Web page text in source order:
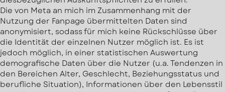
Die von Meta an mich im Zusammenhang mit der
Nutzung der Fanpage übermittelten Daten sind
anonymisiert, sodass für mich keine Rückschlüsse über
die Identität der einzelnen Nutzer möglich ist. Es ist
jedoch möglich, in einer statistischen Auswertung
demografische Daten über die Nutzer (u.a. Tendenzen in
den Bereichen Alter, Geschlecht, Beziehungsstatus und
berufliche Situation), Informationen über den Lebensstil